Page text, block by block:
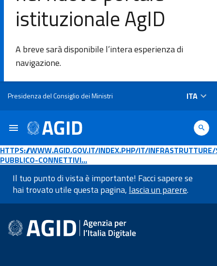
istituzionale AgID
A breve sarà disponibile l’intera esperienza di
navigazione.
Presidenza del Consiglio dei Ministri ITA
L'Agenzia
intervento
Piattaforme
e
tecnologie
Linee
Guida
Academy
HTTPS://WWW.AGID.GOV.IT/INDEX.PHP/IT/
PUBBLICO-CONNETTIVI…
Il tuo punto di vista è importante! Facci sapere se
hai trovato utile questa pagina, lascia un parere.
Informazioni a piè di